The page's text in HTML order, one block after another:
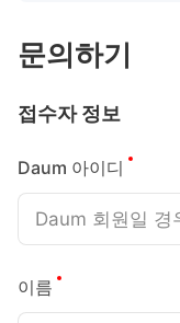
문의하기
접수자 정보
Daum 아이디
이름